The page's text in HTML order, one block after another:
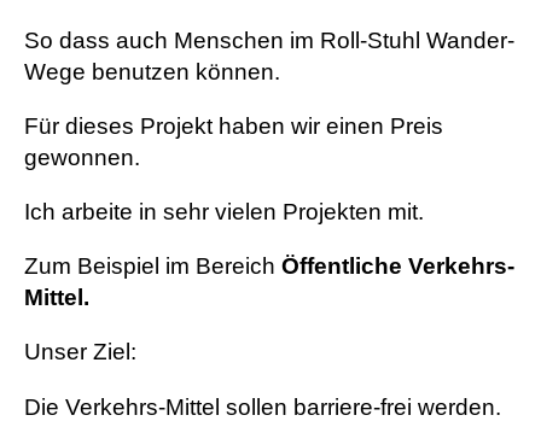
So dass auch Menschen im Roll-Stuhl Wander-
Wege benutzen können.
Für dieses Projekt haben wir einen Preis
gewonnen.
Ich arbeite in sehr vielen Projekten mit.
Zum Beispiel im Bereich Öffentliche Verkehrs-
Mittel.
Unser Ziel:
Die Verkehrs-Mittel sollen barriere-frei werden.